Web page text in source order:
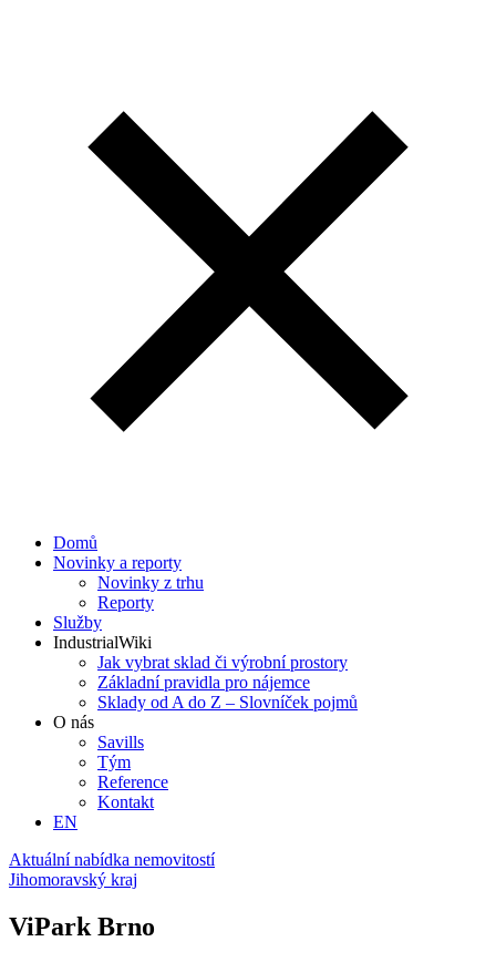
Domů
Novinky a reporty
Novinky z trhu
Reporty
Služby
IndustrialWiki
Jak vybrat sklad či výrobní prostory
Základní pravidla pro nájemce
Sklady od A do Z – Slovníček pojmů
O nás
Savills
Tým
Reference
Kontakt​
EN
Aktuální nabídka nemovitostí
Jihomoravský kraj
ViPark Brno